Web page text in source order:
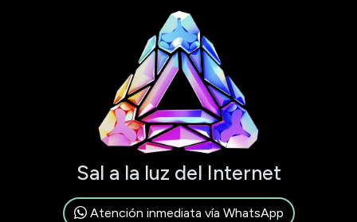
Sal a la luz del Internet
Atención inmediata vía WhatsApp